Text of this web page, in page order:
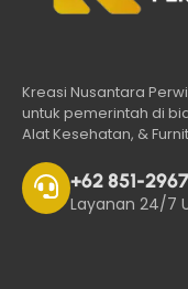
Kreasi Nusantara
untuk pemerintah di
Alat Kesehatan, &
+62 851-
Layanan 24/7